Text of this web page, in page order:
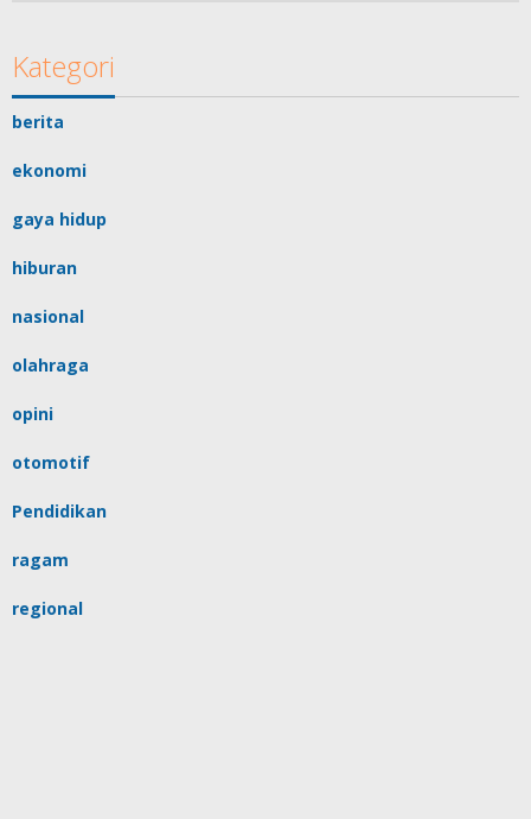
Kategori
berita
ekonomi
gaya hidup
hiburan
nasional
olahraga
opini
otomotif
Pendidikan
ragam
regional